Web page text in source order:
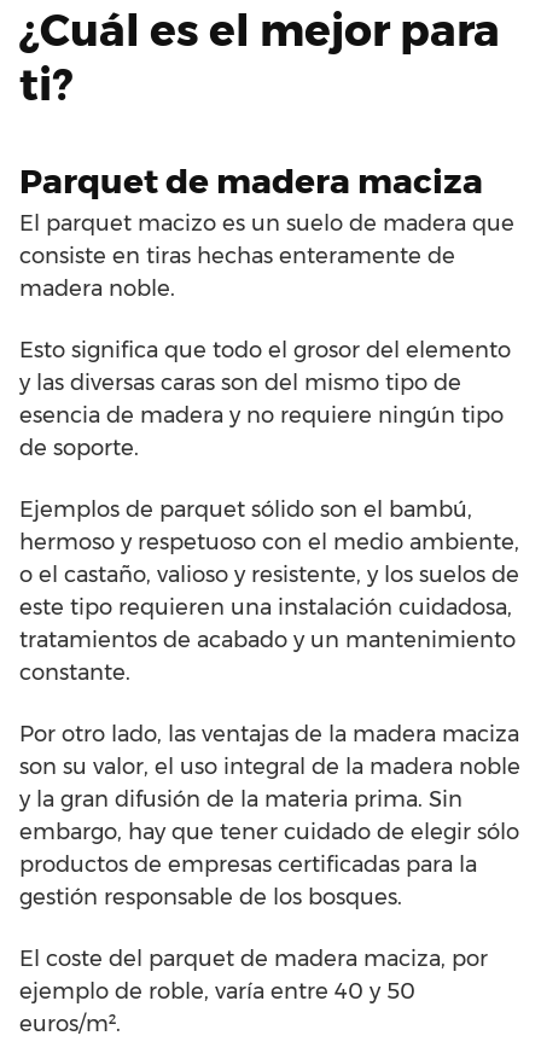
¿Cuál es el mejor para
ti?
Parquet de madera maciza
El parquet macizo es un suelo de madera que
consiste en tiras hechas enteramente de
madera noble.
Esto significa que todo el grosor del elemento
y las diversas caras son del mismo tipo de
esencia de madera y no requiere ningún tipo
de soporte.
Ejemplos de parquet sólido son el bambú,
hermoso y respetuoso con el medio ambiente,
o el castaño, valioso y resistente, y los suelos de
este tipo requieren una instalación cuidadosa,
tratamientos de acabado y un mantenimiento
constante.
Por otro lado, las ventajas de la madera maciza
son su valor, el uso integral de la madera noble
y la gran difusión de la materia prima. Sin
embargo, hay que tener cuidado de elegir sólo
productos de empresas certificadas para la
gestión responsable de los bosques.
El coste del parquet de madera maciza, por
ejemplo de roble, varía entre 40 y 50
euros/m².